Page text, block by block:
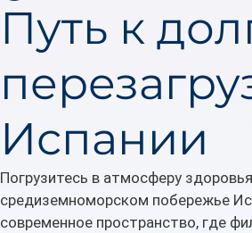
Путь к
Испании
Погрузитесь в атмосферу
средиземноморском побережье
современное пространство, где